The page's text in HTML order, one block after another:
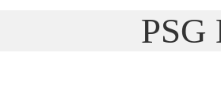
PSG